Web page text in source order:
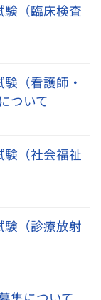
（臨床検査
（看護師・
ついて
（社会福祉
（診療放射